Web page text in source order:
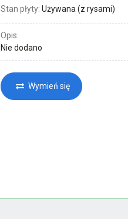
Stan płyty: Używana (z rysami)
Opis:
Nie dodano
Wymień się